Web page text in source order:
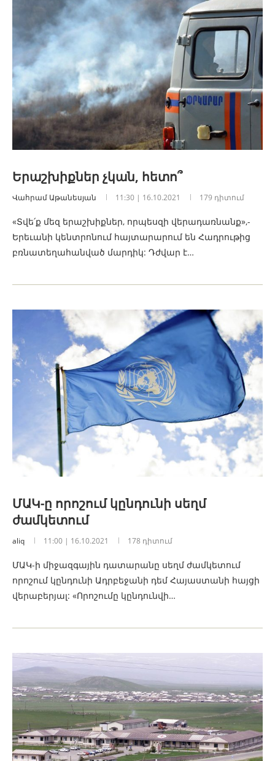
Երաշխիքներ չկան, հետո՞
Վահրամ Աթանեսյան 11:30 | 16.10.2021 179 դիտում
«Տվե՛ք մեզ երաշխիքներ, որպեսզի վերադառնանք»,-
Երեւանի կենտրոնում հայտարարում են Հադրութից
բռնատեղահանված մարդիկ: Դժվար է…
ՄԱԿ-ը որոշում կընդունի սեղմ
ժամկետում
aliq 11:00 | 16.10.2021 178 դիտում
ՄԱԿ-ի միջազգային դատարանը սեղմ ժամկետում
որոշում կընդունի Ադրբեջանի դեմ Հայաստանի հայցի
վերաբերյալ: «Որոշումը կընդունվի…